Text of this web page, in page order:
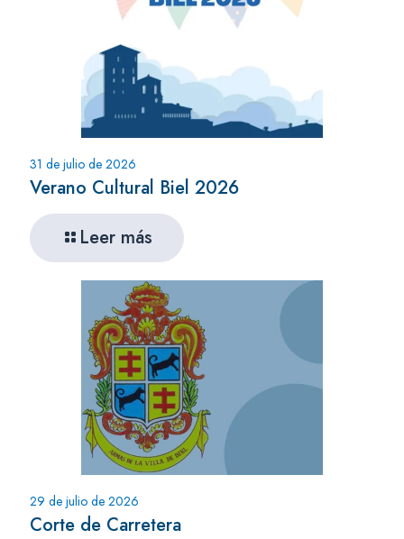
31 de julio de 2026
Verano Cultural Biel 2026
Leer más
29 de julio de 2026
Corte de Carretera